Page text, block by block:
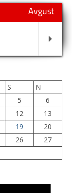
Avgust
S
N
5
6
12
13
19
20
26
27